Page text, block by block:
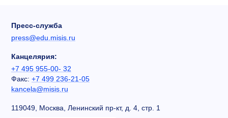
Пресс-служба
press@edu.misis.ru
Канцелярия:
+7 495 955-00- 32
Факс: +7 499 236-21-05
kancela@misis.ru
119049, Москва, Ленинский пр-кт, д. 4, стр. 1